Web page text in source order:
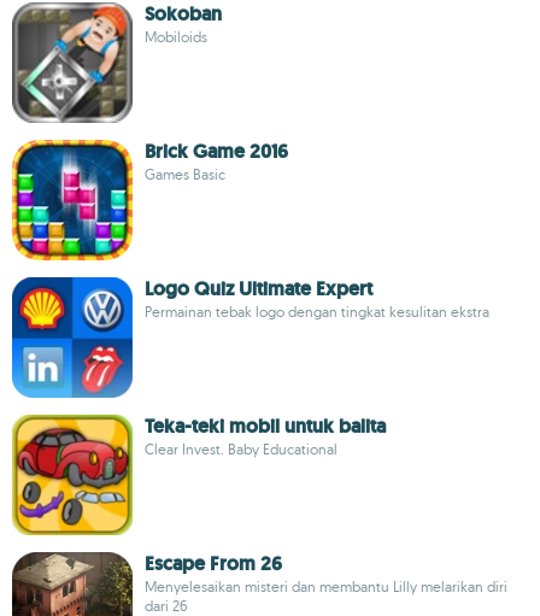
Sokoban
Mobiloids
Brick Game 2016
Games Basic
Logo Quiz Ultimate Expert
Permainan tebak logo dengan tingkat kesulitan ekstra
Teka-teki mobil untuk balita
Clear Invest. Baby Educational
Escape From 26
Menyelesaikan misteri dan membantu Lilly melarikan diri
dari 26